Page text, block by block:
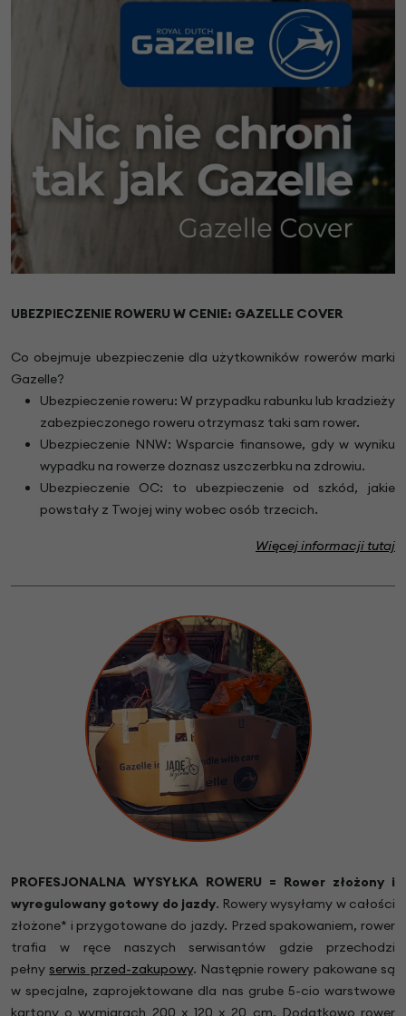
UBEZPIECZENIE ROWERU W CENIE: GAZELLE COVER
Co obejmuje ubezpieczenie dla użytkowników rowerów marki
Gazelle?
Ubezpieczenie roweru: W przypadku rabunku lub kradzieży
zabezpieczonego roweru otrzymasz taki sam rower.
Ubezpieczenie NNW: Wsparcie finansowe, gdy w wyniku
wypadku na rowerze doznasz uszczerbku na zdrowiu.
Ubezpieczenie OC: to ubezpieczenie od szkód, jakie
powstały z Twojej winy wobec osób trzecich.
Więcej informacji tutaj
PROFESJONALNA WYSYŁKA ROWERU = Rower złożony i
wyregulowany gotowy do jazdy. Rowery wysyłamy w całości
złożone* i przygotowane do jazdy. Przed spakowaniem, rower
trafia w ręce naszych serwisantów gdzie przechodzi
pełnyserwis przed-zakupowy. Następnie rowery pakowane są
w specjalne, zaprojektowane dla nas grube 5-cio warstwowe
kartony o wymiarach 200 x 120 x 20 cm. Dodatkowo rower